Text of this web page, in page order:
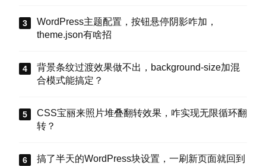
WordPress主题配置，按钮悬停阴影咋加，
theme.json有啥招
背景条纹过渡效果做不出，background-size加混
合模式能搞定？
CSS宝丽来照片堆叠翻转效果，咋实现无限循环翻
转？
搞了半天的WordPress块设置，一刷新页面就回到